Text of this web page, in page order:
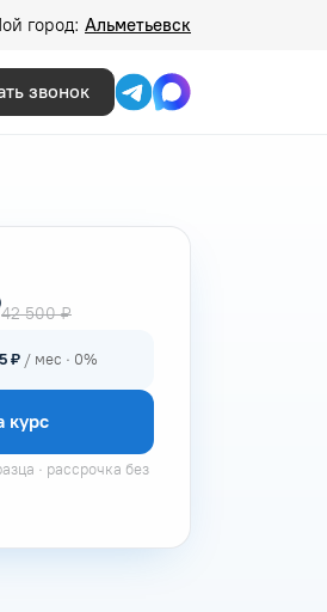
город: Альметьевск
звонок
42 500 ₽
₽ / мес · 0%
курс
· рассрочка без